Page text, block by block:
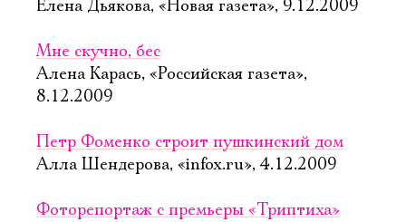
Елена Дьякова, «Новая газета», 9.12.2009
Мне скучно, бес
Алена Карась, «Российская газета»,
8.12.2009
Петр Фоменко строит пушкинский дом
Алла Шендерова, «infox.ru», 4.12.2009
Фоторепортаж с премьеры «Триптиха»